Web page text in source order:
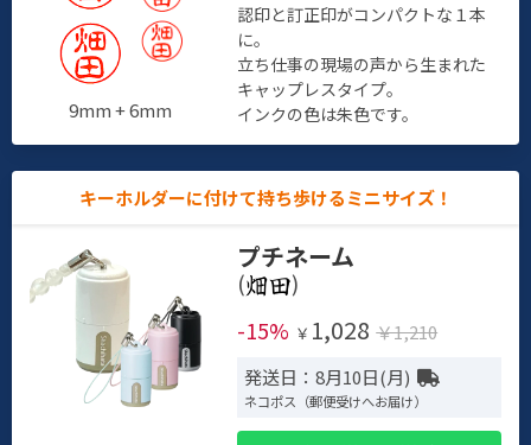
9mm + 6mm
認印と訂正印がコンパクトな１本
に。
立ち仕事の現場の声から生まれた
キャップレスタイプ。
インクの色は朱色です。
キーホルダーに付けて持ち歩けるミニサイズ！
プチネーム
(
)
-15% ￥ 1,028 ￥1,210
発送日：8月10日(月)
ネコポス（郵便受けへお届け）